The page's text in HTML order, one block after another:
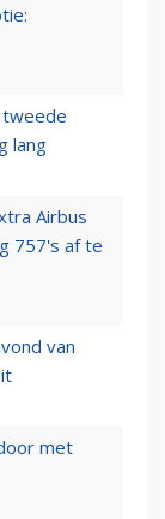
tweede
lang
Airbus
757's af te
van
met